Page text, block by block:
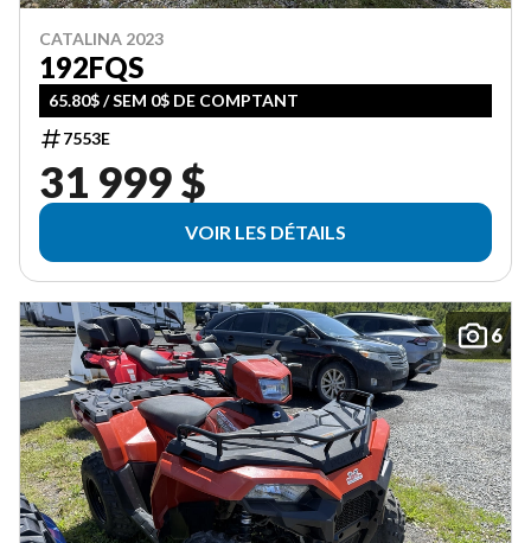
CATALINA 2023
192FQS
65.80$ / SEM 0$ DE COMPTANT
7553E
31 999 $
VOIR LES DÉTAILS
6